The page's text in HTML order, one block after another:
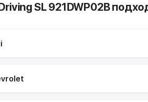
SL 921DWP02B